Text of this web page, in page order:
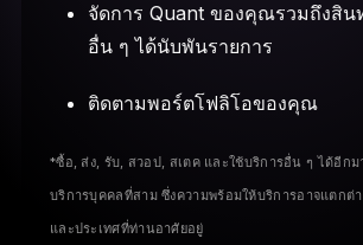
จัดการ Quant ของคุณรวมถึงสิน
อื่น ๆ ได้นับพันรายการ
ติดตามพอร์ตโฟลิโอของคุณ
*ซื้อ, ส่ง, รับ, สวอป, สเตค และใช้บริการอื่น ๆ ได้อีกม
บริการบุคคลที่สาม ซึ่งความพร้อมให้บริการอาจแตกต่
และประเทศที่ท่านอาศัยอยู่